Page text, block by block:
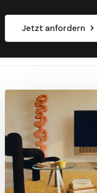
Jetzt anfordern